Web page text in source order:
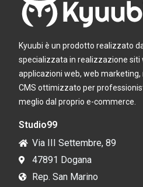
Kyuubi è un prodotto realizzato
specializzata in realizzazione siti
applicazioni web, web marketing,
CMS ottimizzato per
meglio dal proprio e-commerce.
Studio99
Via III Settembre, 89
47891 Dogana
Rep. San Marino